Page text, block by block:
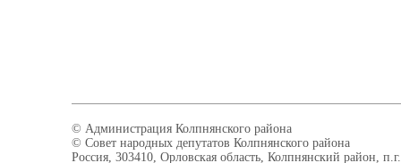
© Администрация Колпнянского района
© Совет народных депутатов Колпнянского района
Россия, 303410, Орловская область, Колпнянский район,